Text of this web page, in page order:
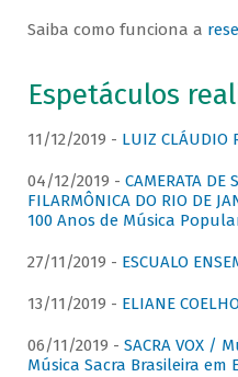
Saiba como funciona a
Espetáculos
11/12/2019 - LUIZ CLÁUDIO
04/12/2019 - CAMERATA DE
FILARMÔNICA DO RIO DE
100 Anos de Música
27/11/2019 - ESCUALO
13/11/2019 - ELIANE
06/11/2019 - SACRA VOX /
Música Sacra Brasileira em